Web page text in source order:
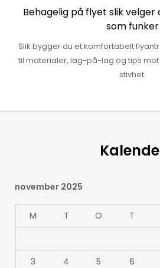
Behagelig på flyet slik velger
som funker
Slik bygger du et komfortabelt
til materialer, lag-på-lag og tips mot
stivhet.
november 2025
M T O T
3
4 5 6